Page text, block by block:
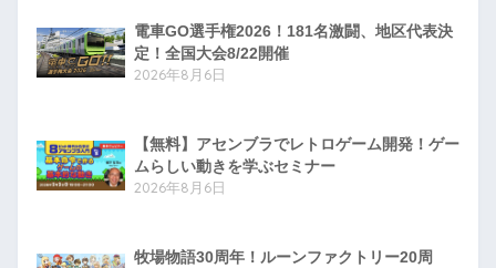
電車GO選手権2026！181名激闘、地区代表決
定！全国大会8/22開催
2026年8月6日
【無料】アセンブラでレトロゲーム開発！ゲー
ムらしい動きを学ぶセミナー
2026年8月6日
牧場物語30周年！ルーンファクトリー20周